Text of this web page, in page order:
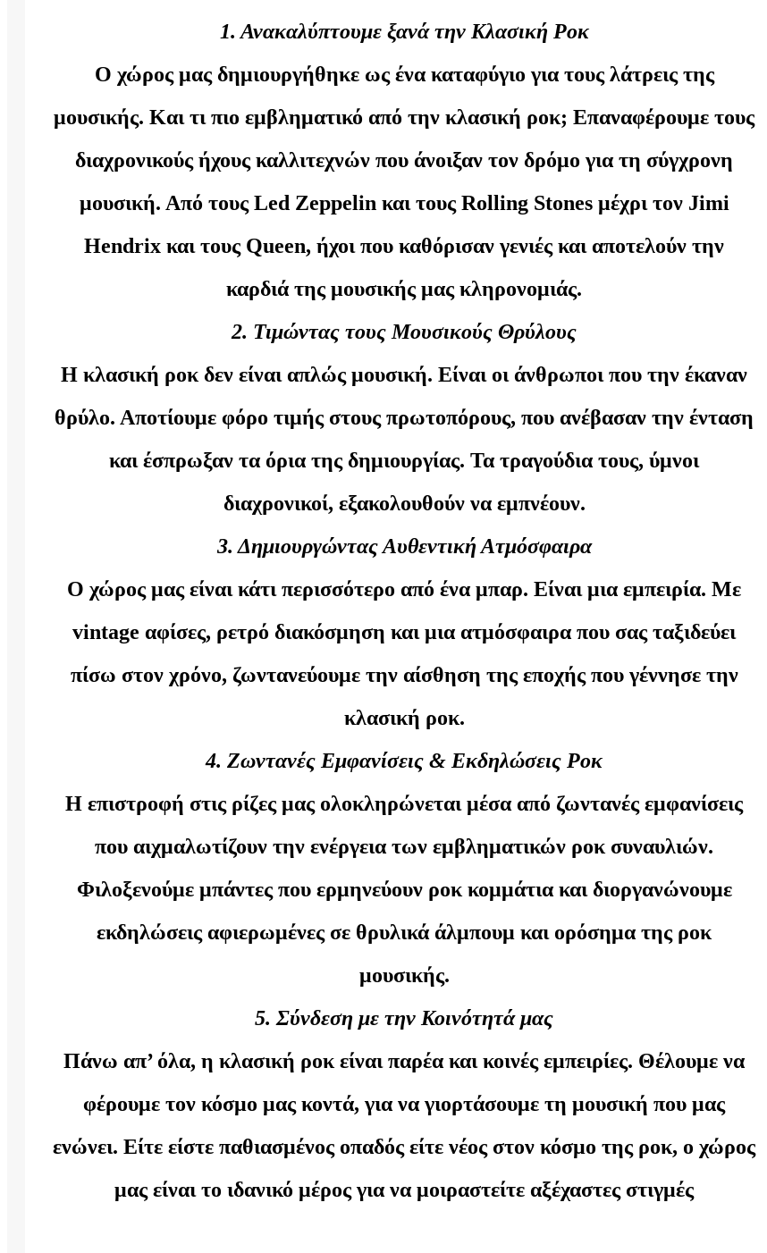
1. Ανακαλύπτουμε ξανά την Κλασική Ροκ
Ο χώρος μας δημιουργήθηκε ως ένα καταφύγιο για τους λάτρεις της
μουσικής. Και τι πιο εμβληματικό από την κλασική ροκ; Επαναφέρουμε τους
διαχρονικούς ήχους καλλιτεχνών που άνοιξαν τον δρόμο για τη σύγχρονη
μουσική. Από τους Led Zeppelin και τους Rolling Stones μέχρι τον Jimi
Hendrix και τους Queen, ήχοι που καθόρισαν γενιές και αποτελούν την
καρδιά της μουσικής μας κληρονομιάς.
2. Τιμώντας τους Μουσικούς Θρύλους
Η κλασική ροκ δεν είναι απλώς μουσική. Είναι οι άνθρωποι που την έκαναν
θρύλο. Αποτίουμε φόρο τιμής στους πρωτοπόρους, που ανέβασαν την ένταση
και έσπρωξαν τα όρια της δημιουργίας. Τα τραγούδια τους, ύμνοι
διαχρονικοί, εξακολουθούν να εμπνέουν.
3. Δημιουργώντας Αυθεντική Ατμόσφαιρα
Ο χώρος μας είναι κάτι περισσότερο από ένα μπαρ. Είναι μια εμπειρία. Με
vintage αφίσες, ρετρό διακόσμηση και μια ατμόσφαιρα που σας ταξιδεύει
πίσω στον χρόνο, ζωντανεύουμε την αίσθηση της εποχής που γέννησε την
κλασική ροκ.
4. Ζωντανές Εμφανίσεις & Εκδηλώσεις Ροκ
Η επιστροφή στις ρίζες μας ολοκληρώνεται μέσα από ζωντανές εμφανίσεις
που αιχμαλωτίζουν την ενέργεια των εμβληματικών ροκ συναυλιών.
Φιλοξενούμε μπάντες που ερμηνεύουν ροκ κομμάτια και διοργανώνουμε
εκδηλώσεις αφιερωμένες σε θρυλικά άλμπουμ και ορόσημα της ροκ
μουσικής.
5. Σύνδεση με την Κοινότητά μας
Πάνω απ’ όλα, η κλασική ροκ είναι παρέα και κοινές εμπειρίες. Θέλουμε να
φέρουμε τον κόσμο μας κοντά, για να γιορτάσουμε τη μουσική που μας
ενώνει. Είτε είστε παθιασμένος οπαδός είτε νέος στον κόσμο της ροκ, ο χώρος
μας είναι το ιδανικό μέρος για να μοιραστείτε αξέχαστες στιγμές